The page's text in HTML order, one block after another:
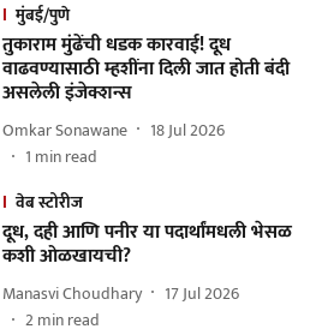
मुंबई/पुणे
तुकाराम मुंढेंची धडक कारवाई! दूध
वाढवण्यासाठी म्हशींना दिली जात होती बंदी
असलेली इंजेक्शन्स
Omkar Sonawane
18 Jul 2026
1 min read
वेब स्टोरीज
दूध, दही आणि पनीर या पदार्थांमधली भेसळ
कशी ओळखायची?
Manasvi Choudhary
17 Jul 2026
2min read